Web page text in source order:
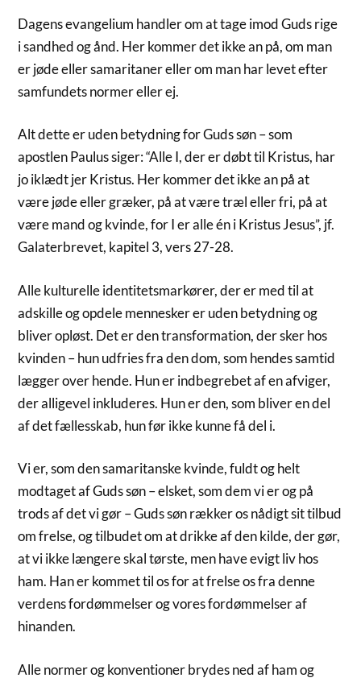
Dagens evangelium handler om at tage imod Guds rige
i sandhed og ånd. Her kommer det ikke an på, om man
er jøde eller samaritaner eller om man har levet efter
samfundets normer eller ej.
Alt dette er uden betydning for Guds søn – som
apostlen Paulus siger: “Alle I, der er døbt til Kristus, har
jo iklædt jer Kristus. Her kommer det ikke an på at
være jøde eller græker, på at være træl eller fri, på at
være mand og kvinde, for I er alle én i Kristus Jesus”, jf.
Galaterbrevet, kapitel 3, vers 27-28.
Alle kulturelle identitetsmarkører, der er med til at
adskille og opdele mennesker er uden betydning og
bliver opløst. Det er den transformation, der sker hos
kvinden – hun udfries fra den dom, som hendes samtid
lægger over hende. Hun er indbegrebet af en afviger,
der alligevel inkluderes. Hun er den, som bliver en del
af det fællesskab, hun før ikke kunne få del i.
Vi er, som den samaritanske kvinde, fuldt og helt
modtaget af Guds søn – elsket, som dem vi er og på
trods af det vi gør – Guds søn rækker os nådigt sit tilbud
om frelse, og tilbudet om at drikke af den kilde, der gør,
at vi ikke længere skal tørste, men have evigt liv hos
ham. Han er kommet til os for at frelse os fra denne
verdens fordømmelser og vores fordømmelser af
hinanden.
Alle normer og konventioner brydes ned af ham og